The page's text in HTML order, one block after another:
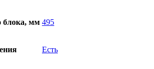
блока, мм 495
Есть